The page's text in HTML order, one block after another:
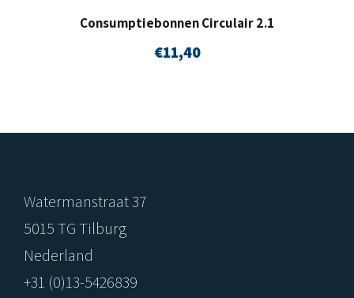
Consumptiebonnen Circulair 2.1
€11,40
Watermanstraat 37
5015 TG Tilburg
Nederland
+31 (0)13-5426839